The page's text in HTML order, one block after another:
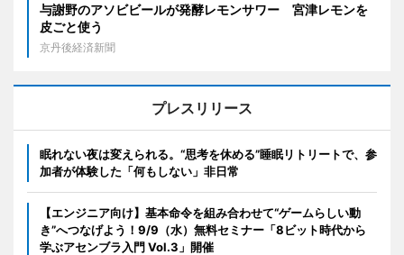
与謝野のアソビビールが発酵レモンサワー 宮津レモンを
皮ごと使う
京丹後経済新聞
プレスリリース
眠れない夜は変えられる。“思考を休める”睡眠リトリートで、参
加者が体験した「何もしない」非日常
【エンジニア向け】基本命令を組み合わせて“ゲームらしい動
き”へつなげよう！9/9（水）無料セミナー「8ビット時代から
学ぶアセンブラ入門 Vol.3」開催